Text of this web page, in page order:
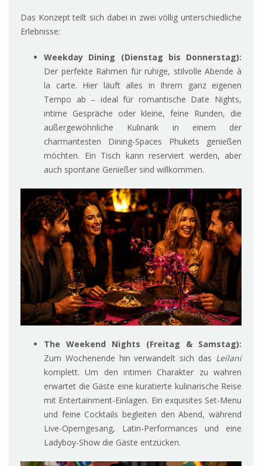
Das Konzept teilt sich dabei in zwei völlig unterschiedliche
Erlebnisse:
Weekday Dining (Dienstag bis Donnerstag):
Der perfekte Rahmen für ruhige, stilvolle Abende à
la carte. Hier läuft alles in Ihrem ganz eigenen
Tempo ab – ideal für romantische Date Nights,
intime Gespräche oder kleine, feine Runden, die
außergewöhnliche Kulinarik in einem der
charmantesten Dining-Spaces Phukets genießen
möchten. Ein Tisch kann reserviert werden, aber
auch spontane Genießer sind willkommen.
The Weekend Nights (Freitag & Samstag):
Zum Wochenende hin verwandelt sich das Leilani
komplett. Um den intimen Charakter zu wahren
erwartet die Gäste eine kuratierte kulinarische Reise
mit Entertainment-Einlagen. Ein exquisites Set-Menu
und feine Cocktails begleiten den Abend, während
Live-Operngesang, Latin-Performances und eine
Ladyboy-Show die Gäste entzücken.